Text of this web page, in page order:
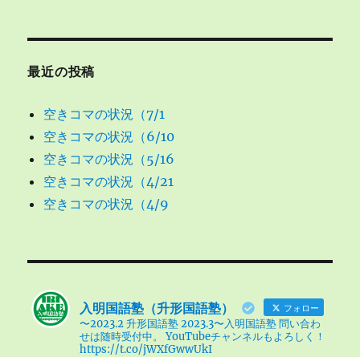
最近の投稿
空きコマの状況（7/1
空きコマの状況（6/10
空きコマの状況（5/16
空きコマの状況（4/21
空きコマの状況（4/9
入明国語塾（升形国語塾） フォロー
〜2023.2 升形国語塾 2023.3〜入明国語塾 問い合わ
せは随時受付中。 YouTubeチャンネルもよろしく！
https://t.co/jWXfGwwUkI